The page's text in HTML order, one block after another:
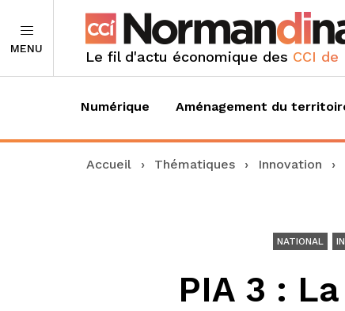
MENU Le fil d'actu économique des CCI de
Numérique Aménagement du
Accueil › Thématiques › Innovation ›
NATIONAL
PIA 3 :